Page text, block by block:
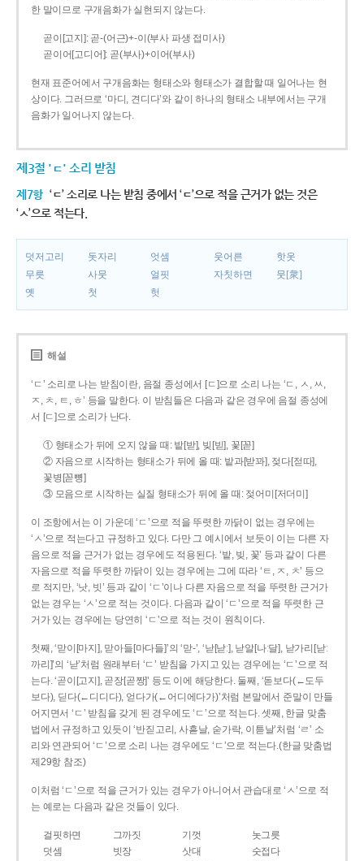
한 말이므로 구개음화가 실현되지 않는다.
곧이[고지]: 곧-­(어근)+­-이(부사 파생 접미사)
곧이어[고디어]: 곧(부사)+이어(부사)
현재 표준어에서 구개음화는 형태소와 형태소가 결합할 때 일어나는 현
상이다. 그러므로 ‘마디, 견디다’와 같이 하나의 형태소 내부에서는 구개
음화가 일어나지 않는다.
제3절 'ㄷ' 소리 받침
제7항 ‘ㄷ’ 소리로 나는 받침 중에서 ‘ㄷ’으로 적을 근거가 없는 것은
‘ㅅ’으로 적는다.
덧저고리 돗자리 엇셈 웃어른
핫옷
무릇
사뭇 얼핏 자칫하면
뭇[衆]
옛
첫 헛
해설
‘ㄷ’ 소리로 나는 받침이란, 음절 종성에서 [ㄷ]으로 소리 나는 ‘ㄷ, ㅅ, ㅆ,
ㅈ, ㅊ, ㅌ, ㅎ’ 등을 말한다. 이 받침들은 다음과 같은 경우에 음절 종성에
서 [ㄷ]으로 소리가 난다.
① 형태소가 뒤에 오지 않을 때: 밭[받], 빚[빋], 꽃[꼳]
② 자음으로 시작하는 형태소가 뒤에 올 때: 밭과[받꽈], 젖다[젇따],
꽃병[꼳뼝]
③ 모음으로 시작하는 실질 형태소가 뒤에 올 때: 젖어미[저더미]
이 조항에서는 이 가운데 ‘ㄷ’으로 적을 뚜렷한 까닭이 없는 경우에는
‘ㅅ’으로 적는다고 규정하고 있다. 다만 그 예시에서 보듯이 이는 다른 자
음으로 적을 근거가 없는 경우에도 적용된다. ‘밭, 빚, 꽃’ 등과 같이 다른
자음으로 적을 뚜렷한 까닭이 있는 경우에는 그에 따라 ‘ㅌ, ㅈ, ㅊ’ 등으
로 적지만, ‘낫, 빗’ 등과 같이 ‘ㄷ’이나 다른 자음으로 적을 뚜렷한 근거가
없는 경우는 ‘ㅅ’으로 적는 것이다. 다음과 같이 ‘ㄷ’으로 적을 뚜렷한 근
거가 있는 경우에는 당연히 ‘ㄷ’으로 적는 것이 원칙이다.
첫째, ‘맏이[마지], 맏아들[마다들]’의 ‘맏-’, ‘낟[낟ː], 낟알[나ː달], 낟가리[낟ː
까리]’의 ‘낟’처럼 원래부터 ‘ㄷ’ 받침을 가지고 있는 경우에는 ‘ㄷ’으로 적
는다. ‘곧이[고지], 곧장[곧짱]’ 등도 이에 해당한다. 둘째, ‘돋보다(←도두
보다), 딛다(←디디다), 얻다가(←어디에다가)’처럼 본말에서 준말이 만들
어지면서 ‘ㄷ’ 받침을 갖게 된 경우에도 ‘ㄷ’으로 적는다. 셋째, 한글 맞춤
법에서 규정하고 있듯이 ‘반짇고리, 사흗날, 숟가락, 이튿날’처럼 ‘ㄹ’ 소
리와 연관되어 ‘ㄷ’으로 소리 나는 경우에도 ‘ㄷ’으로 적는다.(한글 맞춤법
제29항 참조)
이처럼 ‘ㄷ’으로 적을 근거가 있는 경우가 아니어서 관습대로 ‘ㅅ’으로 적
는 예로는 다음과 같은 것들이 있다.
걸핏하면 그까짓 기껏
놋그릇
덧셈
빗장 삿대
숫접다